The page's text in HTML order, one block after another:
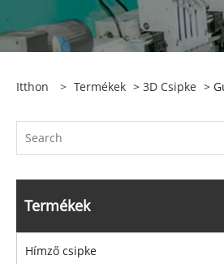
Itthon > Termékek > 3D Csipke >
Termékek
Hímző csipke